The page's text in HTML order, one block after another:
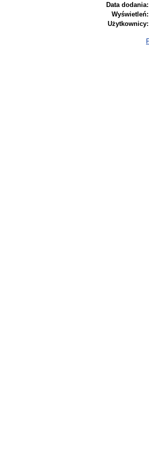
Data dodania:
Wyświetleń:
Użytkownicy: